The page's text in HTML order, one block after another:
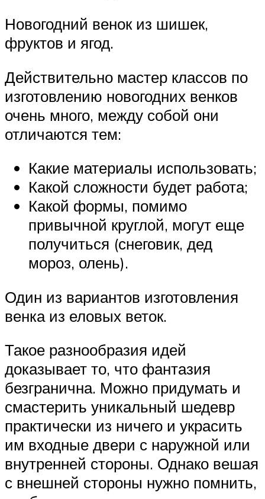
Новогодний венок из шишек,
фруктов и ягод.
Действительно мастер классов по
изготовлению новогодних венков
очень много, между собой они
отличаются тем:
Какие материалы использовать;
Какой сложности будет работа;
Какой формы, помимо
привычной круглой, могут еще
получиться (снеговик, дед
мороз, олень).
Один из вариантов изготовления
венка из еловых веток.
Такое разнообразия идей
доказывает то, что фантазия
безгранична. Можно придумать и
смастерить уникальный шедевр
практически из ничего и украсить
им входные двери с наружной или
внутренней стороны. Однако вешая
с внешней стороны нужно помнить,